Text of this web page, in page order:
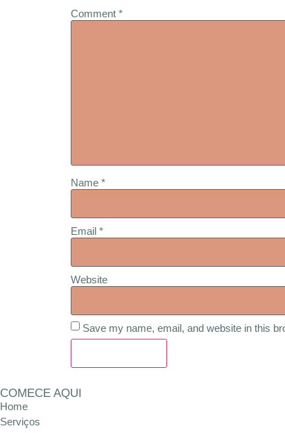
Comment *
Name *
Email *
Website
Save my name, email, and website in this
COMECE AQUI
Home
Serviços